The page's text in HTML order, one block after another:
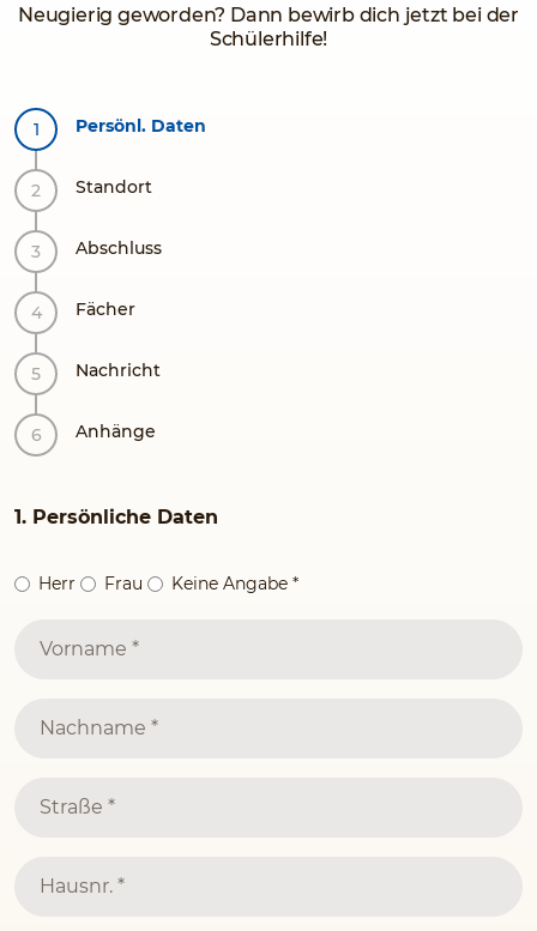
Neugierig geworden? Dann bewirb dich jetzt bei der
Schülerhilfe!
Persönl. Daten
Standort
Abschluss
Fächer
Nachricht
Anhänge
1. Persönliche Daten
Herr Frau Keine Angabe *